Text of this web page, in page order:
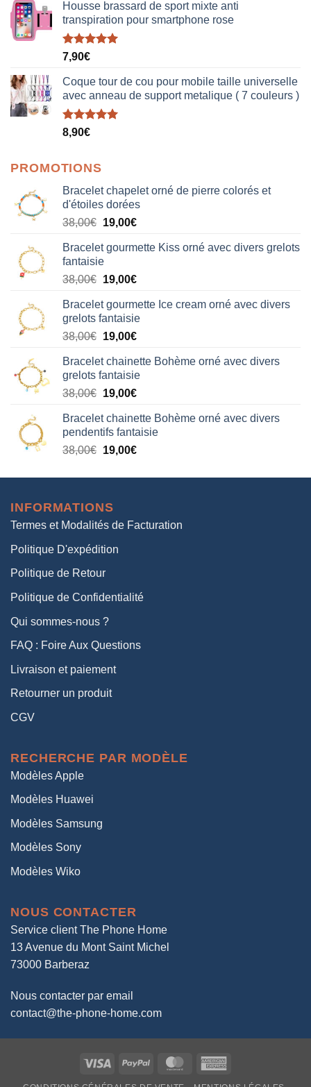
Housse brassard de sport mixte anti
transpiration pour smartphone rose
Note5.00
7,90€
Coque tour de cou pour mobile taille universelle
avec anneau de support metalique ( 7 couleurs )
Note5.00
8,90€
PROMOTIONS
Bracelet chapelet orné de pierre colorés et
d'étoiles dorées
38,00€ Le
initial
était :
38,00€.
19,00€Le
actuel
19,00€.
Bracelet gourmette Kiss orné avec divers grelots
fantaisie
38,00€ Le
initial
était :
38,00€.
19,00€Le
actuel
est :
19,00€.
Bracelet gourmette Ice cream orné avec divers
grelots fantaisie
38,00€ Le
initial
était :
38,00€.
19,00€Le
actuel
est :
19,00€.
Bracelet chainette Bohème orné avec divers
grelots fantaisie
38,00€ Le
initial
était :
38,00€.
19,00€Le
actuel
est :
19,00€.
Bracelet chainette Bohème orné avec divers
pendentifs fantaisie
38,00€ Le
initial
38,00€.
19,00€Le
actuel
INFORMATIONS
Termes et Modalités de Facturation
Politique D'expédition
Politique de Retour
Politique de Confidentialité
Qui sommes-nous ?
FAQ : Foire Aux Questions
Livraison et paiement
Retourner un produit
CGV
RECHERCHE PAR MODÈLE
Modèles Apple
Modèles Huawei
Modèles Samsung
Modèles Sony
Modèles Wiko
NOUS CONTACTER
Service client The Phone Home
13 Avenue du Mont Saint Michel
73000 Barberaz
Nous contacter par email
contact@the-phone-home.com
Visa PayPal MasterCard